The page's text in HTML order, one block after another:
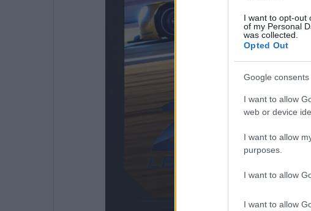
I want to opt-out
of my Personal
was collected.
Opted Out
Google consents
I want to allow
web or device
I want to allow
purposes.
I want to allow
I want to allow